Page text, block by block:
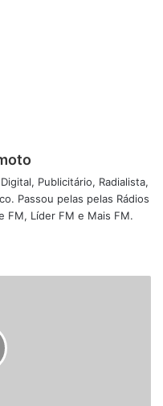
Publicitário, Radialista,
Passou pelas pelas Rádios
FM, Líder FM e Mais FM.